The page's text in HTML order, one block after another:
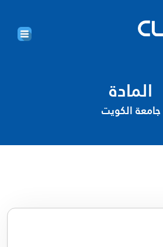
المادة
جامعة الكويت